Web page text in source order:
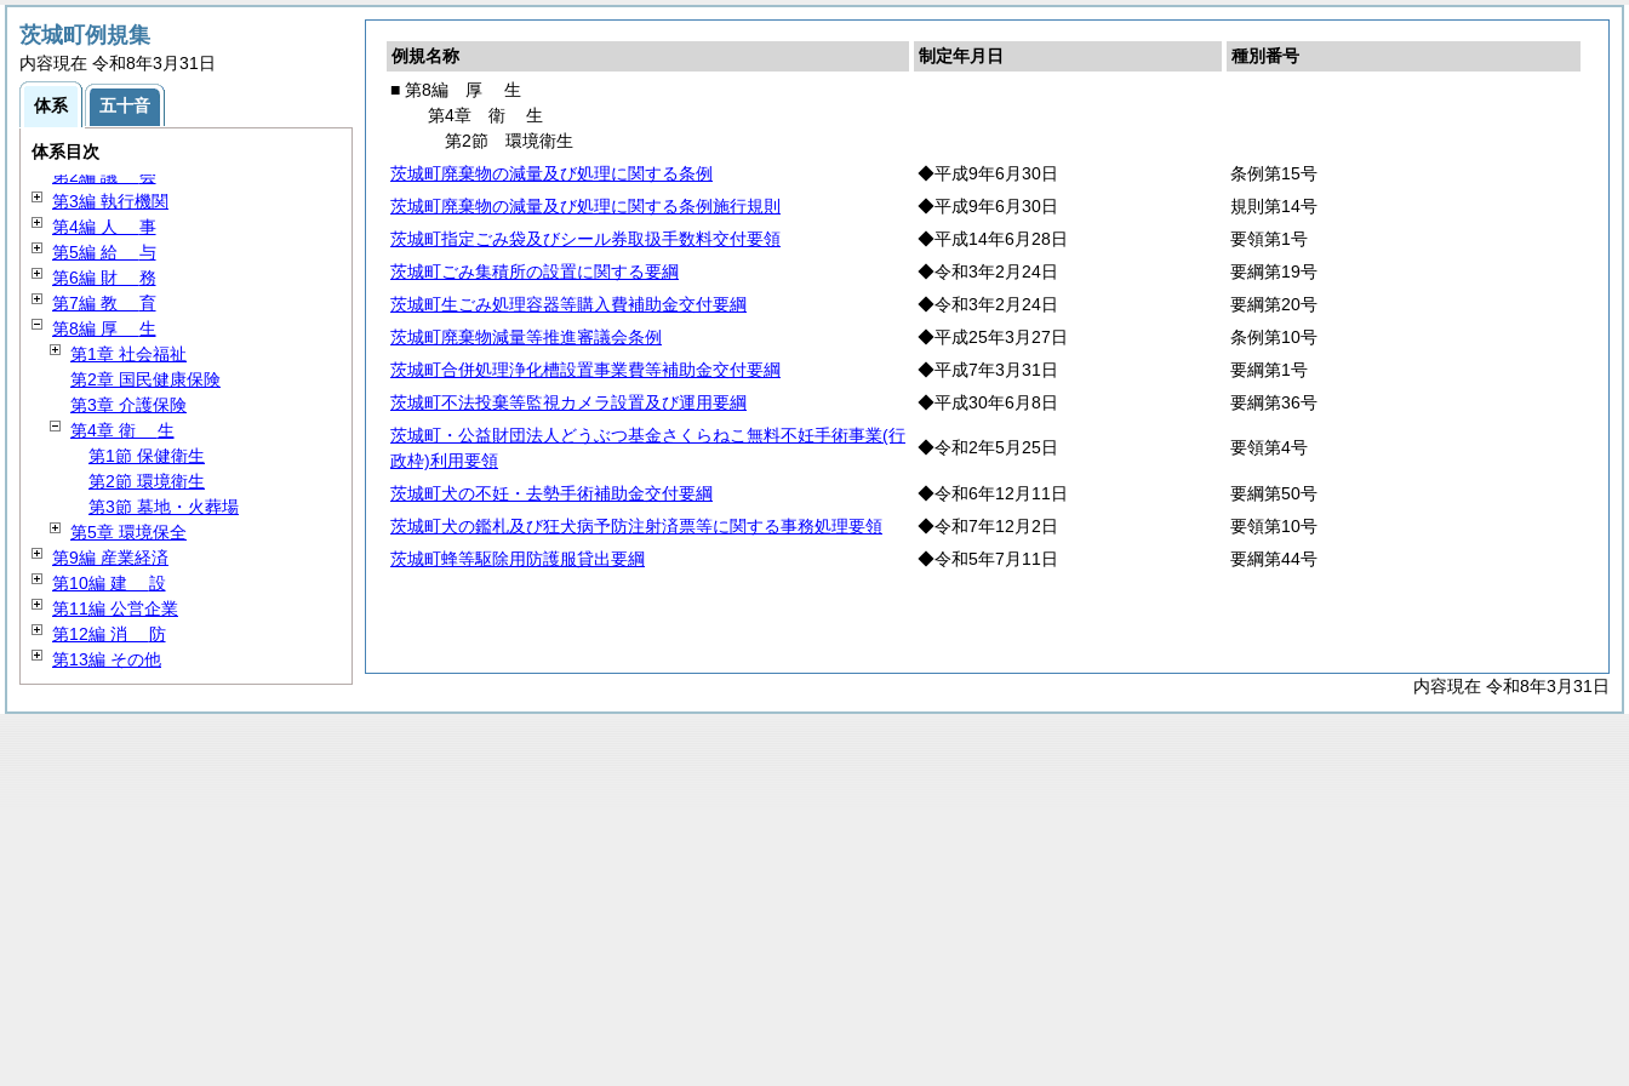
例規名称 制定年月日
種別番号
■ 第8編 厚 生
第4章 衛生
第2節 環境衛生
茨城町廃棄物の減量及び処理に関する条例
◆平成9年6月30日
条例第15号
茨城町廃棄物の減量及び処理に関する条例施行規則
◆平成9年6月30日
規則第14号
茨城町指定ごみ袋及びシール券取扱手数料交付要領
◆平成14年6月28日
要領第1号
茨城町ごみ集積所の設置に関する要綱
◆令和3年2月24日
要綱第19号
茨城町生ごみ処理容器等購入費補助金交付要綱
◆令和3年2月24日
要綱第20号
茨城町廃棄物減量等推進審議会条例
◆平成25年3月27日
条例第10号
茨城町合併処理浄化槽設置事業費等補助金交付要綱
◆平成7年3月31日
要綱第1号
茨城町不法投棄等監視カメラ設置及び運用要綱
◆平成30年6月8日
要綱第36号
茨城町・公益財団法人どうぶつ基金さくらねこ無料不妊手術事業(行
政枠)利用要領
◆令和2年5月25日 要領第4号
茨城町犬の不妊・去勢手術補助金交付要綱 ◆令和6年12月11日
要綱第50号
茨城町犬の鑑札及び狂犬病予防注射済票等に関する事務処理要領
◆令和7年12月2日
要領第10号
茨城町蜂等駆除用防護服貸出要綱
◆令和5年7月11日 要綱第44号
内容現在 令和8年3月31日
茨城町例規集
内容現在 令和8年3月31日
体系 五十音
体系目次
前文
第1編
第2編 議 会
第3編 執行機関
第4編 人 事
第5編 給 与
第6編 財 務
第7編 教 育
第8編 厚 生
第1章 社会福祉
第2章 国民健康保険
第3章 介護保険
第4章 衛 生
第1節 保健衛生
第2節 環境衛生
第3節 墓地・火葬場
第5章 環境保全
第9編 産業経済
第10編 建 設
第11編 公営企業
第12編 消 防
第13編 その他